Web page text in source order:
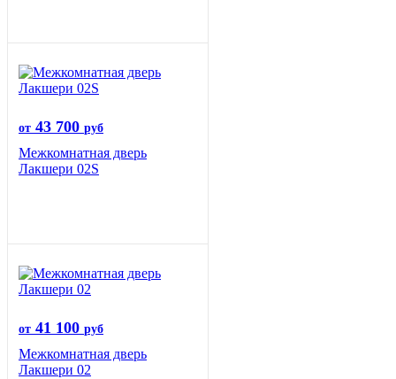
от 43 700 руб
Межкомнатная дверь
Лакшери 02S
от 41 100 руб
Межкомнатная дверь
Лакшери 02